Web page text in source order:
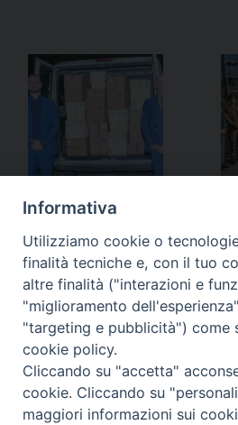
Dall’Accademia di Modena…
Informativa
Utilizziamo cookie o
finalità tecniche e, con il tuo
altre finalità ("interazioni e
"miglioramento
"targeting e pubblicità") come
cookie policy.
Cliccando su "accetta"
cookie. Cliccando su
maggiori informazioni sui